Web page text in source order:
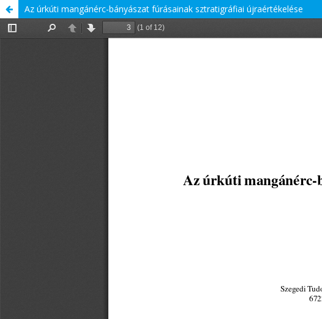
Az úrkúti mangánérc-bányászat fúrásainak sztratigráfiai újraértékelése